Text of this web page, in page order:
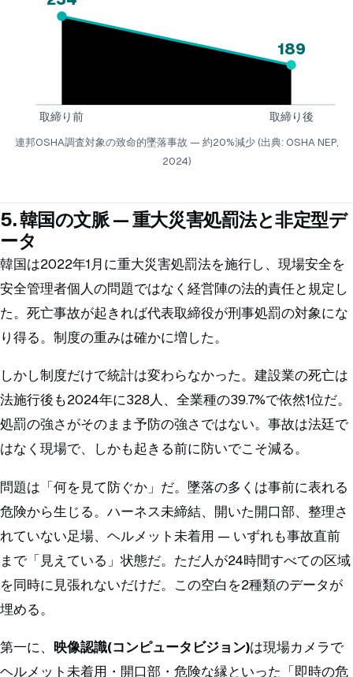
189
取締り前 取締り後
連邦OSHA調査対象の致命的墜落事故 — 約20%減少 (出典: OSHA NEP,
2024)
5. 韓国の文脈 — 重大災害処罰法と非定型デ
ータ
韓国は2022年1月に重大災害処罰法を施行し、現場安全を
安全管理者個人の問題ではなく経営陣の法的責任と規定し
た。死亡事故が起きれば代表取締役が刑事処罰の対象にな
り得る。制度の重みは確かに増した。
しかし制度だけで統計は変わらなかった。建設業の死亡は
法施行後も2024年に328人、全業種の39.7%で依然1位だ。
処罰の強さがそのまま予防の強さではない。事故は法廷で
はなく現場で、しかも起きる前に防いでこそ減る。
問題は「何を見て防ぐか」だ。墜落の多くは事前に表れる
危険から生じる。ハーネス未締結、開いた開口部、整理さ
れていない足場、ヘルメット未着用 — いずれも事故直前
まで「見えている」状態だ。ただ人が24時間すべての区域
を同時に見張れないだけだ。この空白を2種類のデータが
埋める。
第一に、 映像認識(コンピュータビジョン)は現場カメラで
ヘルメット未着用・開口部・危険な縁といった「即時の危